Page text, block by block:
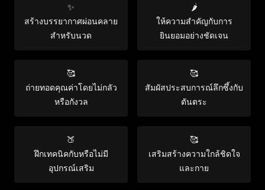
✨
สร้างบรรยากาศผ่อนคลาย
สำหรับนวด
🌶️
ให้ความสำคัญกับการ
ยินยอมอย่างชัดเจน
🥰
ถ่ายทอดคุณค่าโดยไม่กลัว
หรือกังวล
🥰
สัมผัสประสบการณ์ลึกซึ้งกับ
ตันตระ
🍑
ฝึกเทคนิคกับหรือไม่มี
อุปกรณ์เสริม
🥰
เสริมสร้างความใกล้ชิดใจ
และกาย